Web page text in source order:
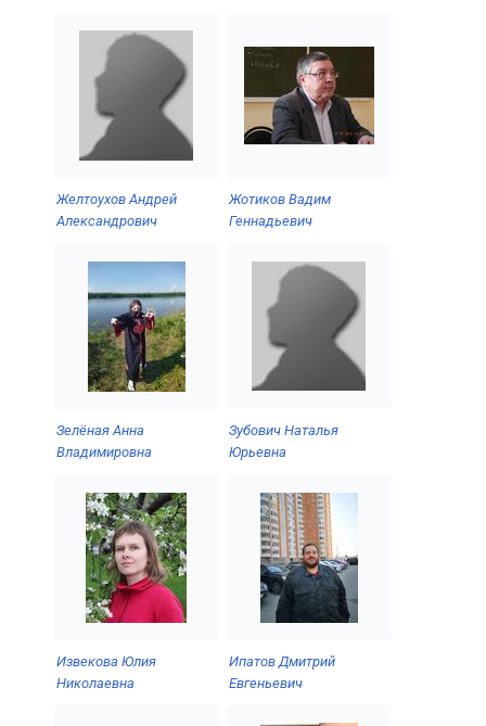
Желтоухов Андрей
Александрович
Жотиков Вадим
Геннадьевич
Зелёная Анна
Владимировна
Зубович Наталья
Юрьевна
Извекова Юлия
Николаевна
Ипатов Дмитрий
Евгеньевич